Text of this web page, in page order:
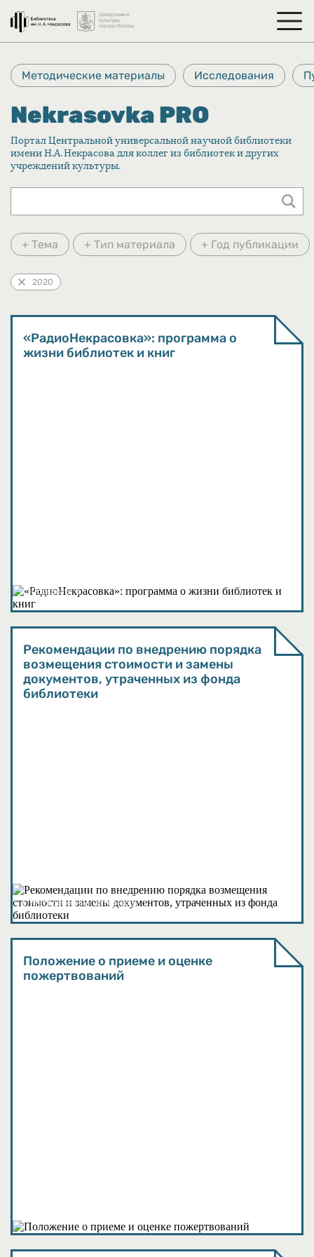
Методические материалы Исследования
Nekrasovka PRO
Портал Центральной универсальной научной библиотеки
имени Н.А. Некрасова для коллег из библиотек и других
учреждений культуры.
+ Тема + Тип материала + Год публикации
2020
«РадиоНекрасовка»: программа о
жизни библиотек и книг
Подкасты
Рекомендации по внедрению порядка
возмещения стоимости и замены
документов, утраченных из фонда
библиотеки
Методические материалы
Положение о приеме и оценке
пожертвований